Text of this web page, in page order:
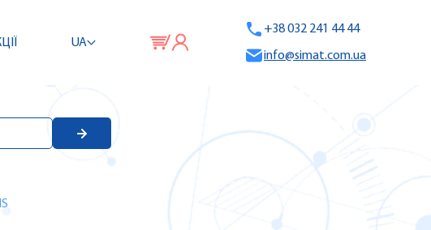
UA
+38 032 241 44 44
info@simat.com.ua